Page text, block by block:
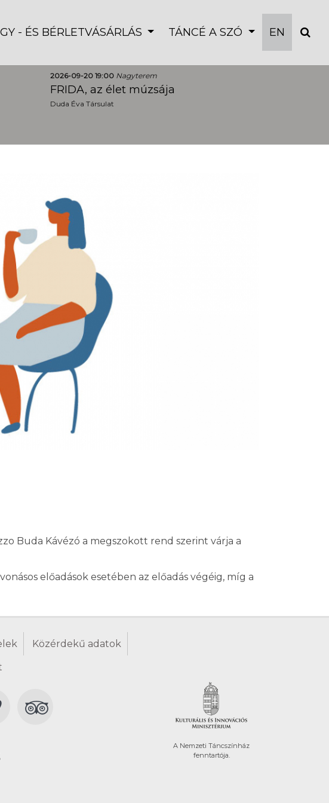
- ÉS BÉRLETVÁSÁRLÁS TÁNCÉ A SZÓ EN
2026-09-20 19:00 Nagyterem
FRIDA, az élet múzsája
Duda Éva Társulat
Buda Kávézó a megszokott rend szerint várja a
előadások esetében az előadás végéig, míg a
Közérdekű adatok
A Nemzeti Táncszínház
fenntartója.